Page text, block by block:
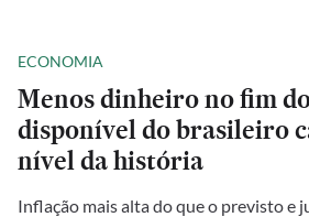
ECONOMIA
Menos dinheiro no fim
disponível do brasileiro
nível da história
Inflação mais alta do que o previsto e